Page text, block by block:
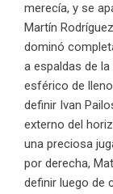
merecía, y se
Martín
dominó
a espaldas de
esférico de
definir Ivan
externo del
una preciosa
por derecha,
definir luego de